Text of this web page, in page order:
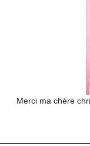
Merci ma chére